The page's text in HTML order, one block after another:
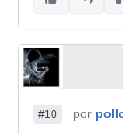
#10 por